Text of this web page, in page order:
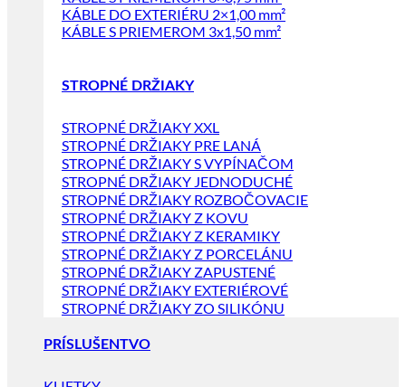
KÁBLE DO EXTERIÉRU 2×1,00 mm²
KÁBLE S PRIEMEROM 3x1,50 mm²
STROPNÉ DRŽIAKY
STROPNÉ DRŽIAKY XXL
STROPNÉ DRŽIAKY PRE LANÁ
STROPNÉ DRŽIAKY S VYPÍNAČOM
STROPNÉ DRŽIAKY JEDNODUCHÉ
STROPNÉ DRŽIAKY ROZBOČOVACIE
STROPNÉ DRŽIAKY Z KOVU
STROPNÉ DRŽIAKY Z KERAMIKY
STROPNÉ DRŽIAKY Z PORCELÁNU
STROPNÉ DRŽIAKY ZAPUSTENÉ
STROPNÉ DRŽIAKY EXTERIÉROVÉ
STROPNÉ DRŽIAKY ZO SILIKÓNU
PRÍSLUŠENTVO